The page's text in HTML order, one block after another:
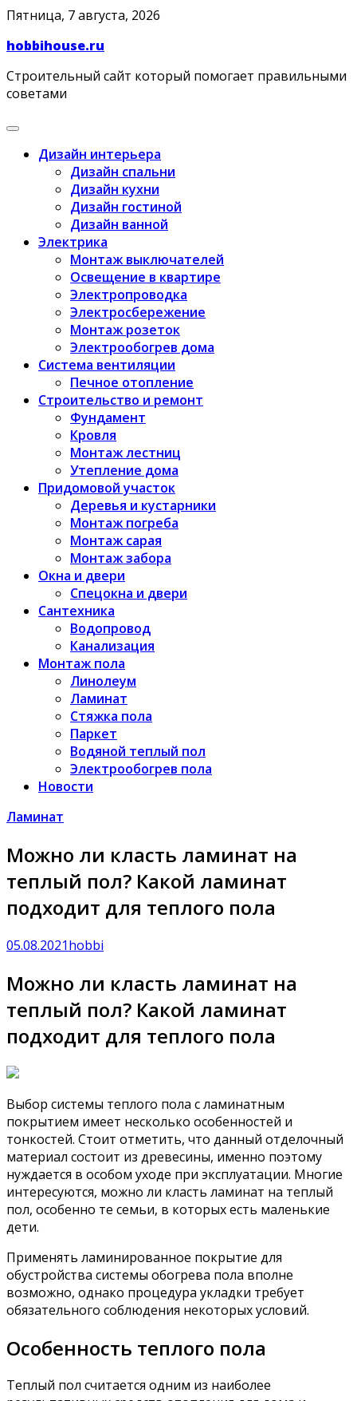
Skip
content
Пятница, 7 августа, 2026
hobbihouse.ru
Строительный сайт который помогает правильными
советами
Дизайн интерьера
Дизайн спальни
Дизайн кухни
Дизайн гостиной
Дизайн ванной
Электрика
Монтаж выключателей
Освещение в квартире
Электропроводка
Электросбережение
Монтаж розеток
Электрообогрев дома
Система вентиляции
Печное отопление
Строительство и ремонт
Фундамент
Кровля
Монтаж лестниц
Утепление дома
Придомовой участок
Деревья и кустарники
Монтаж погреба
Монтаж сарая
Монтаж забора
Окна и двери
Спецокна и двери
Сантехника
Водопровод
Канализация
Монтаж пола
Линолеум
Ламинат
Стяжка пола
Паркет
Водяной теплый пол
Электрообогрев пола
Новости
Ламинат
Можно ли класть ламинат на
теплый пол? Какой ламинат
подходит для теплого пола
05.08.2021hobbi
Можно ли класть ламинат на
теплый пол? Какой ламинат
подходит для теплого пола
Выбор системы теплого пола с ламинатным
покрытием имеет несколько особенностей и
тонкостей. Стоит отметить, что данный отделочный
материал состоит из древесины, именно поэтому
нуждается в особом уходе при эксплуатации. Многие
интересуются, можно ли класть ламинат на теплый
пол, особенно те семьи, в которых есть маленькие
дети.
Применять ламинированное покрытие для
обустройства системы обогрева пола вполне
возможно, однако процедура укладки требует
обязательного соблюдения некоторых условий.
Особенность теплого пола
Теплый пол считается одним из наиболее